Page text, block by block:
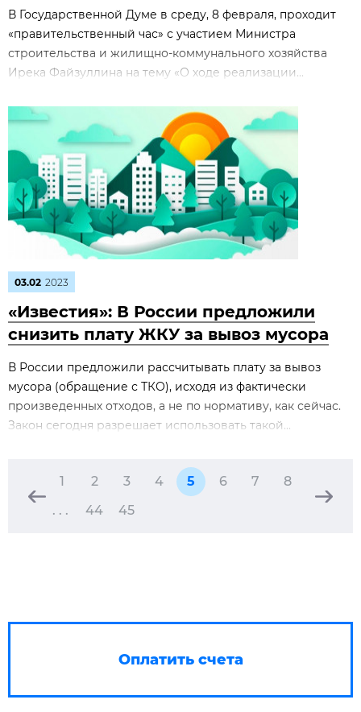
В Государственной Думе в среду, 8 февраля, проходит
«правительственный час» с участием Министра
строительства и жилищно-коммунального хозяйства
Ирека Файзуллина на тему «О ходе реализации...
03.02 2023
«Известия»: В России предложили
снизить плату ЖКУ за вывоз мусора
В России предложили рассчитывать плату за вывоз
мусора (обращение с ТКО), исходя из фактически
произведенных отходов, а не по нормативу, как сейчас.
Закон сегодня разрешает использовать такой...
1 2 3 4 5 6 7
8
. . .
44 45
Оплатить счета